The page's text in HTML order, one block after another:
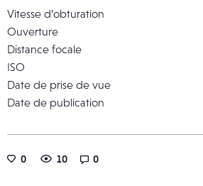
Vitesse d’obturation
Ouverture
Distance focale
ISO
Date de prise de vue
Date de publication
0 10 0